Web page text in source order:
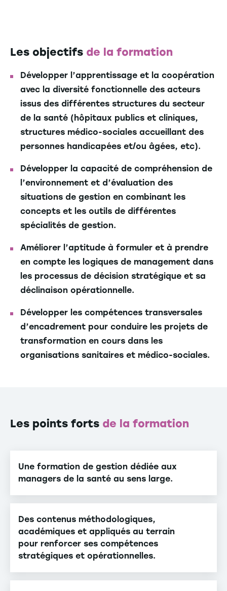
Les objectifs de la formation
Développer l’apprentissage et la coopération
avec la diversité fonctionnelle des acteurs
issus des différentes structures du secteur
de la santé (hôpitaux publics et cliniques,
structures médico-sociales accueillant des
personnes handicapées et/ou âgées, etc).
Développer la capacité de compréhension de
l’environnement et d’évaluation des
situations de gestion en combinant les
concepts et les outils de différentes
spécialités de gestion.
Améliorer l’aptitude à formuler et à prendre
en compte les logiques de management dans
les processus de décision stratégique et sa
déclinaison opérationnelle.
Développer les compétences transversales
d’encadrement pour conduire les projets de
transformation en cours dans les
organisations sanitaires et médico-sociales.
Les points forts de la formation
Une formation de gestion dédiée aux
managers de la santé au sens large.
Des contenus méthodologiques,
académiques et appliqués au terrain
pour renforcer ses compétences
stratégiques et opérationnelles.